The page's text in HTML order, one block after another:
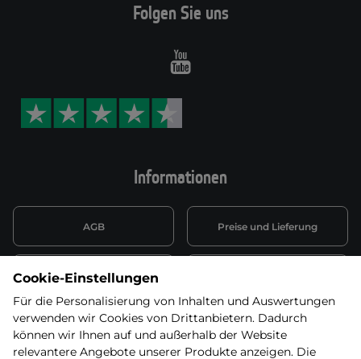
Informationen
AGB Preise und Lieferung
Datenschutzerklärung
Wiederufsbelehrung mit Link
zum Formular
Batterieentsorgung
Folgen Sie uns
Youtube
Cookie-Einstellungen
Für die Personalisierung von Inhalten und Auswertungen
verwenden wir Cookies von Drittanbietern. Dadurch
können wir Ihnen auf und außerhalb der Website
relevantere Angebote unserer Produkte anzeigen. Die